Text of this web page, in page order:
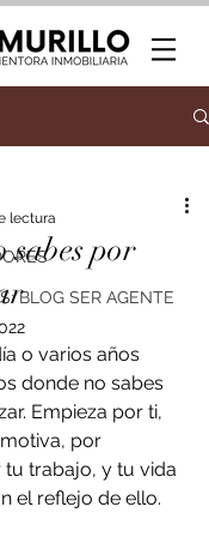
BLOG SER AGENTE
sabes por
lectura
o varios años
donde no sabes
Empieza por ti,
por
trabajo, y tu vida
el reflejo de ello.